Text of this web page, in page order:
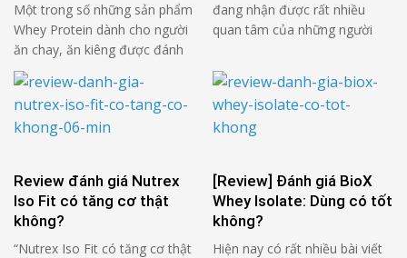
Một trong số những sản phẩm
Whey Protein dành cho người
ăn chay, ăn kiêng được đánh
giá cao ở thời điểm hiện tại
chính là Ostrovit Vege Protein
Blend. Vậy review đánh giá
Ostrovit Vege Protein Blend
đáp ngay dưới đây! » Xem
thêm: Top 5 …
đang nhận được rất nhiều
quan tâm của những người
gian gần đây. Vậy Ostrovit
Whey Protein Isolate có tốt
không? Hãy cùng
Kienthucthehinh.vn tìm hiểu
Protein Isolate trong bài viết
này nhé! » Xem thêm: Top 5
Whey Protein tăng cơ giảm
mỡ cho …
Review đánh giá Nutrex
Iso Fit có tăng cơ thật
không?
“Nutrex Iso Fit có tăng cơ thật
[Review] Đánh giá BioX
Whey Isolate: Dùng có tốt
không?
Hiện nay có rất nhiều bài viết